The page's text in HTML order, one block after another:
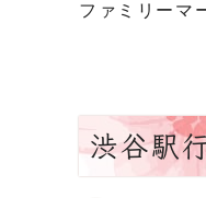
ファミリーマ
渋谷駅